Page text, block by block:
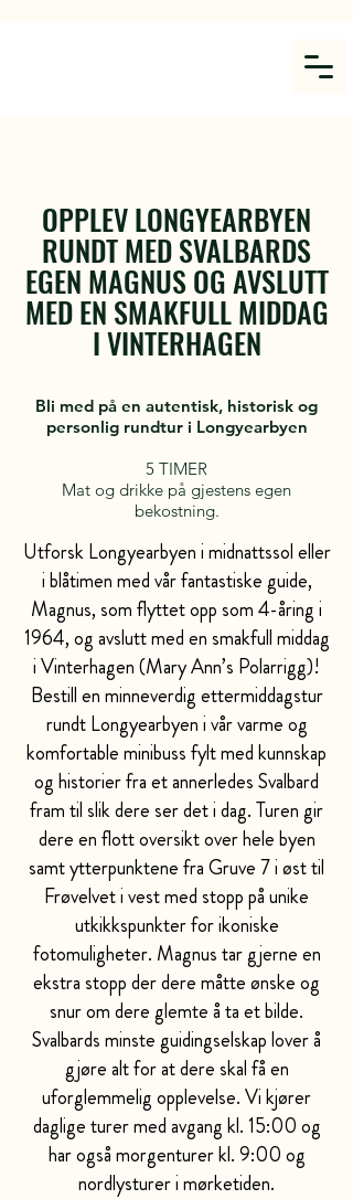
OPPLEV LONGYEARBYEN
RUNDT MED SVALBARDS
EGEN MAGNUS OG AVSLUTT
MED EN SMAKFULL MIDDAG
I VINTERHAGEN
Bli med på en autentisk, historisk og
personlig rundtur i Longyearbyen
5 TIMER
Mat og drikke på gjestens egen
bekostning.
Utforsk Longyearbyen i midnattssol eller
i blåtimen med vår fantastiske guide,
Magnus, som flyttet opp som 4-åring i
1964, og avslutt med en smakfull middag
i Vinterhagen (Mary Ann’s Polarrigg)!
Bestill en minneverdig ettermiddagstur
rundt Longyearbyen i vår varme og
komfortable minibuss fylt med kunnskap
og historier fra et annerledes Svalbard
fram til slik dere ser det i dag. Turen gir
dere en flott oversikt over hele byen
samt ytterpunktene fra Gruve 7 i øst til
Frøvelvet i vest med stopp på unike
utkikkspunkter for ikoniske
fotomuligheter. Magnus tar gjerne en
ekstra stopp der dere måtte ønske og
snur om dere glemte å ta et bilde.
Svalbards minste guidingselskap lover å
gjøre alt for at dere skal få en
uforglemmelig opplevelse. Vi kjører
daglige turer med avgang kl. 15:00 og
har også morgenturer kl. 9:00 og
nordlysturer i mørketiden.